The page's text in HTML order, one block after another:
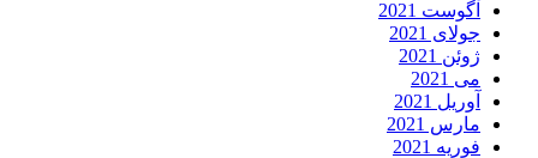
آگوست 2021
جولای 2021
ژوئن 2021
می 2021
آوریل 2021
مارس 2021
فوریه 2021